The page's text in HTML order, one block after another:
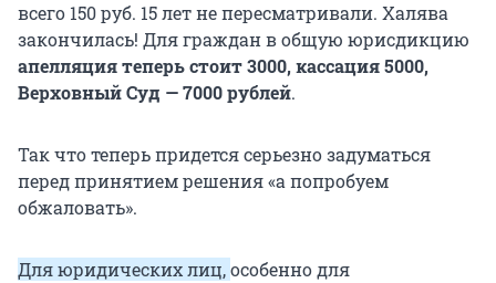
всего 150 руб. 15 лет не пересматривали. Халява
закончилась! Для граждан в общую юрисдикцию
апелляция теперь стоит 3000, кассация 5000,
Верховный Суд — 7000 рублей.
Так что теперь придется серьезно задуматься
перед принятием решения «а попробуем
обжаловать».
Для юридических лиц,особенно для